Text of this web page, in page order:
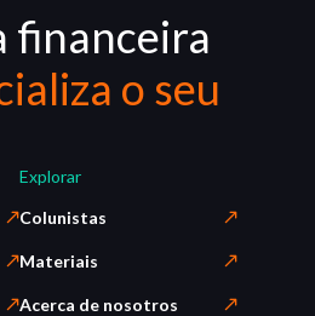
financeira
o seu
Explorar
Colunistas
Materiais
Acerca de nosotros